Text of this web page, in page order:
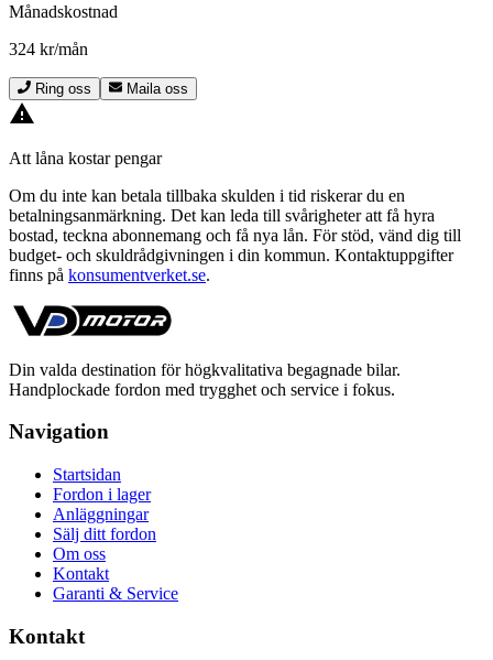
Månadskostnad
324 kr/mån
Ring oss Maila oss
Att låna kostar pengar
Om du inte kan betala tillbaka skulden i tid riskerar du en
betalningsanmärkning. Det kan leda till svårigheter att få hyra
bostad, teckna abonnemang och få nya lån. För stöd, vänd dig till
budget- och skuldrådgivningen i din kommun. Kontaktuppgifter
finns på konsumentverket.se.
Din valda destination för högkvalitativa begagnade bilar.
Handplockade fordon med trygghet och service i fokus.
Navigation
Startsidan
Fordon i lager
Anläggningar
Sälj ditt fordon
Om oss
Kontakt
Garanti & Service
Kontakt